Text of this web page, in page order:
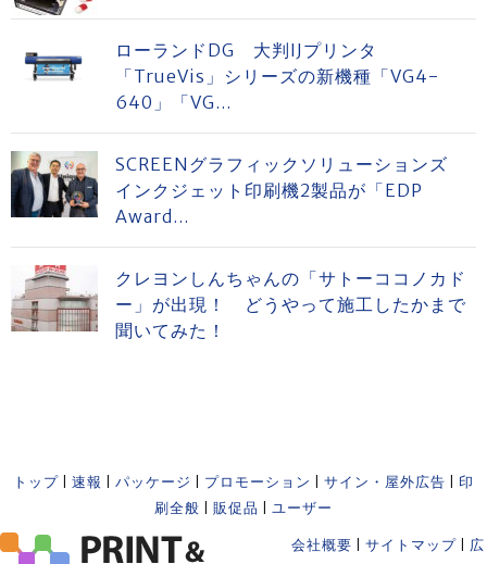
ローランドDG 大判IJプリンタ
「TrueVis」シリーズの新機種「VG4-
640」「VG...
SCREENグラフィックソリューションズ
インクジェット印刷機2製品が「EDP
Award...
クレヨンしんちゃんの「サトーココノカド
ー」が出現！ どうやって施工したかまで
聞いてみた！
トップ 速報 パッケージ プロモーション サイン・屋外広告
印
刷全般
販促品 ユーザー
会社概要 サイトマップ
広